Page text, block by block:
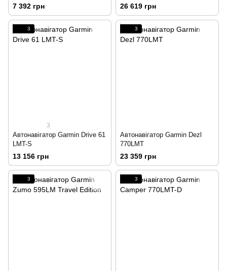
7 392 грн 26 619 грн
3
3
Автонавігатор Garmin Drive 61
LMT-S
13 156 грн
3
Автонавігатор Garmin Dezl
770LMT
23 359 грн
3 3